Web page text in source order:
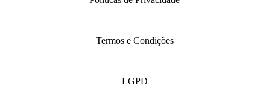
Termos e Condições
LGPD